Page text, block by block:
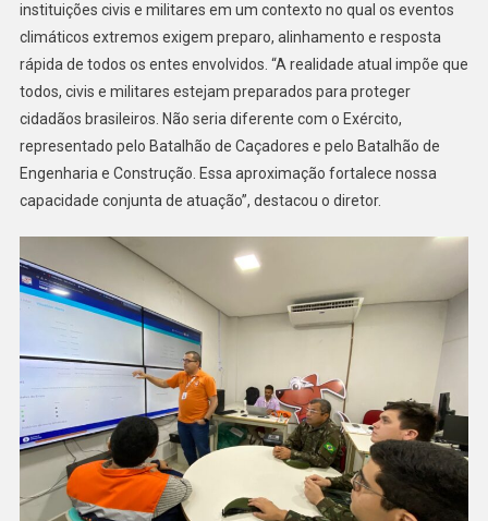
instituições civis e militares em um contexto no qual os eventos
climáticos extremos exigem preparo, alinhamento e resposta
rápida de todos os entes envolvidos. “A realidade atual impõe que
todos, civis e militares estejam preparados para proteger
cidadãos brasileiros. Não seria diferente com o Exército,
representado pelo Batalhão de Caçadores e pelo Batalhão de
Engenharia e Construção. Essa aproximação fortalece nossa
capacidade conjunta de atuação”, destacou o diretor.